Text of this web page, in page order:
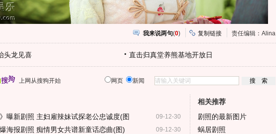
我来说两句(0) 复制链接 责任编辑：Alina
头龙见喜 直击归真堂养熊基地开放日
上网从搜狗开始 网页 新闻
09-12-30
》曝新剧照 主妇雇辣妹试探老公忠诚度(图
09-12-30
爆海报剧照 痴情男女共谱新童话恋曲(图)
相关推荐
剧照的最新图片
蜗居剧照